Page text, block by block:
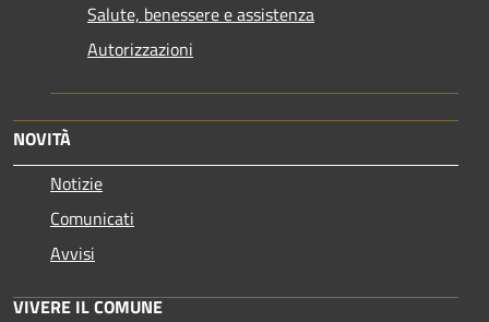
Salute, benessere e assistenza
Autorizzazioni
NOVITÀ
Notizie
Comunicati
Avvisi
VIVERE IL COMUNE